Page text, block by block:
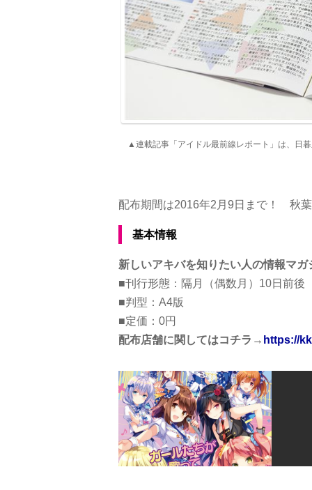
▲連載記事「アイドル最前線レポート」は、日
配布期間は2016年2月9日まで！ 秋
基本情報
新しいアキバを知りたい人の情報マ
■刊行形態：隔月（偶数月）10日前後
■判型：A4版
■定価：0円
配布店舗に関してはコチラ→ https://